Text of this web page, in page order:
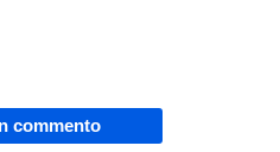
commento